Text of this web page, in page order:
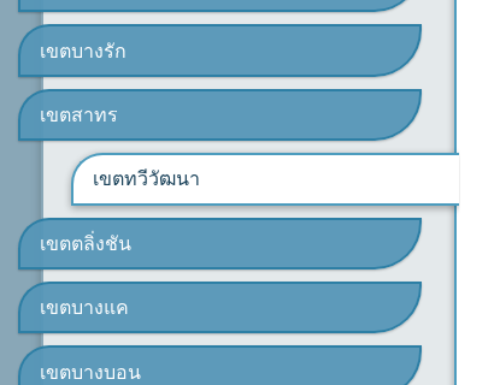
เขตบางรัก
เขตสาทร
เขตทวีวัฒนา
เขตตลิ่งชัน
เขตบางแค
เขตบางบอน